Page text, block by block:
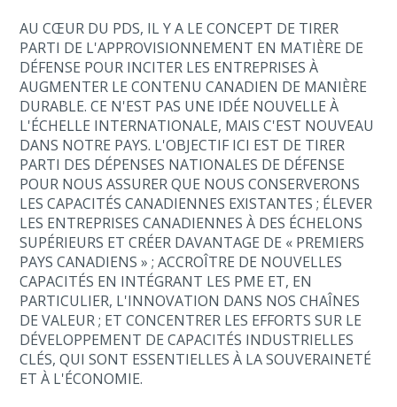
AU CŒUR DU PDS, IL Y A LE CONCEPT DE TIRER
PARTI DE L'APPROVISIONNEMENT EN MATIÈRE DE
DÉFENSE POUR INCITER LES ENTREPRISES À
AUGMENTER LE CONTENU CANADIEN DE MANIÈRE
DURABLE. CE N'EST PAS UNE IDÉE NOUVELLE À
L'ÉCHELLE INTERNATIONALE, MAIS C'EST NOUVEAU
DANS NOTRE PAYS. L'OBJECTIF ICI EST DE TIRER
PARTI DES DÉPENSES NATIONALES DE DÉFENSE
POUR NOUS ASSURER QUE NOUS CONSERVERONS
LES CAPACITÉS CANADIENNES EXISTANTES ; ÉLEVER
LES ENTREPRISES CANADIENNES À DES ÉCHELONS
SUPÉRIEURS ET CRÉER DAVANTAGE DE « PREMIERS
PAYS CANADIENS » ; ACCROÎTRE DE NOUVELLES
CAPACITÉS EN INTÉGRANT LES PME ET, EN
PARTICULIER, L'INNOVATION DANS NOS CHAÎNES
DE VALEUR ; ET CONCENTRER LES EFFORTS SUR LE
DÉVELOPPEMENT DE CAPACITÉS INDUSTRIELLES
CLÉS, QUI SONT ESSENTIELLES À LA SOUVERAINETÉ
ET À L'ÉCONOMIE.